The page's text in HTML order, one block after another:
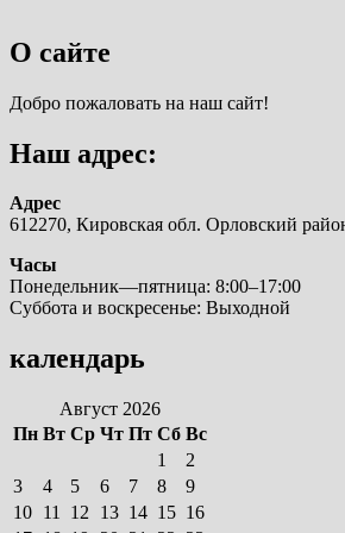
О сайте
Добро пожаловать на наш сайт!
Наш адрес:
Адрес
612270, Кировская обл. Орловский
Часы
Понедельник—пятница: 8:00–17:00
Суббота и воскресенье: Выходной
календарь
Август 2026
Пн Вт Ср Чт Пт Сб Вс
1
2
3
4 5 6 7 8
9
10 11 12 13 14 15 16